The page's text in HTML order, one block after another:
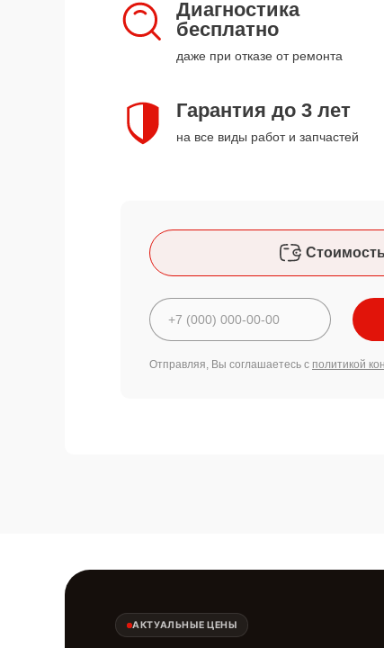
Диагностика
бесплатно
даже при отказе от ремонта
Гарантия до 3 лет
на все виды работ и запчастей
Отправляя, Вы соглашаетесь с политикой
АКТУАЛЬНЫЕ ЦЕНЫ